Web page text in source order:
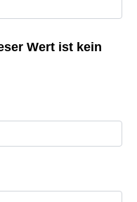
Wert ist kein